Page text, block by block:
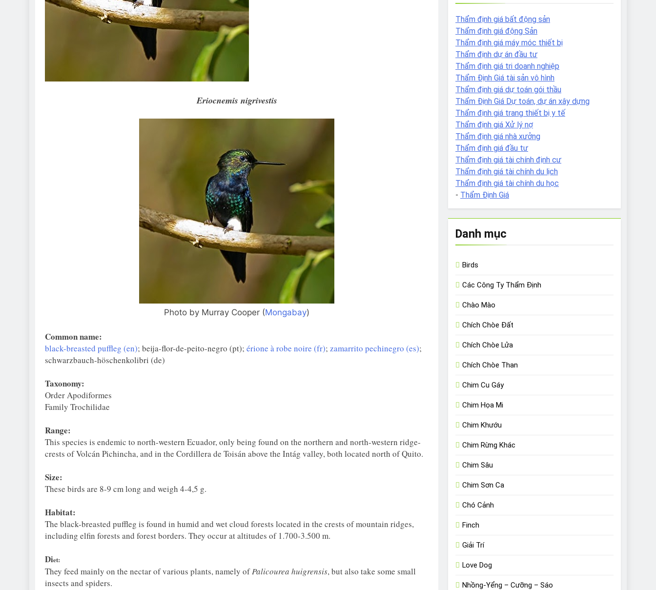
Eriocnemis nigrivestis
Photo by Murray Cooper (Mongabay)
Common name:
black-breasted puffleg (en); beija-flor-de-peito-negro (pt); érione à robe noire (fr); zamarrito pechinegro (es);
schwarzbauch-höschenkolibri (de)
Taxonomy:
Order Apodiformes
Family Trochilidae
Range:
This species is endemic to north-western Ecuador, only being found on the northern and north-western ridge-
crests of Volcán Pichincha, and in the Cordillera de Toisán above the Intág valley, both located north of Quito.
Size:
These birds are 8-9 cm long and weigh 4-4,5 g.
Habitat:
The black-breasted puffleg is found in humid and wet cloud forests located in the crests of mountain ridges,
including elfin forests and forest borders. They occur at altitudes of 1.700-3.500 m.
Diet:
They feed mainly on the nectar of various plants, namely ofPalicourea huigrensis, but also take some small
insects and spiders.
Thẩm định giá bất động sản
Thẩm định giá động Sản
Thẩm định giá máy móc thiết bị
Thẩm định dự án đầu tư
Thẩm định giá tri doanh nghiệp
Thẩm Định Giá tài sản vô hình
Thẩm định giá dự toán gói thầu
Thẩm Định Giá Dự toán, dự án xây dựng
Thẩm định giá trang thiết bị y tế
Thẩm định giá Xử lý nợ
Thẩm định giá nhà xưởng
Thẩm định giá đầu tư
Thẩm định giá tài chính định cư
Thẩm định giá tài chính du lịch
Thẩm định giá tài chính du học
- Thẩm Định Giá
Danh mục
Birds
Các Công Ty Thẩm Định
Chào Mào
Chích Chòe Đất
Chích Chòe Lửa
Chích Chòe Than
Chim Cu Gáy
Chim Họa Mi
Chim Khướu
Chim Rừng Khác
Chim Sâu
Chim Sơn Ca
Chó Cảnh
Finch
Giải Trí
Love Dog
Nhồng-Yểng – Cưỡng – Sáo